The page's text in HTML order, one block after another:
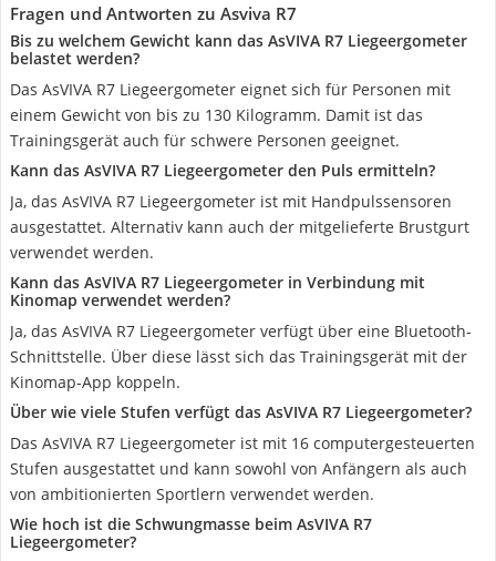
Fragen und Antworten zu Asviva R7
Bis zu welchem Gewicht kann das AsVIVA R7 Liegeergometer
belastet werden?
Das AsVIVA R7 Liegeergometer eignet sich für Personen mit
einem Gewicht von bis zu 130 Kilogramm. Damit ist das
Trainingsgerät auch für schwere Personen geeignet.
Kann das AsVIVA R7 Liegeergometer den Puls ermitteln?
Ja, das AsVIVA R7 Liegeergometer ist mit Handpulssensoren
ausgestattet. Alternativ kann auch der mitgelieferte Brustgurt
verwendet werden.
Kann das AsVIVA R7 Liegeergometer in Verbindung mit
Kinomap verwendet werden?
Ja, das AsVIVA R7 Liegeergometer verfügt über eine Bluetooth-
Schnittstelle. Über diese lässt sich das Trainingsgerät mit der
Kinomap-App koppeln.
Über wie viele Stufen verfügt das AsVIVA R7 Liegeergometer?
Das AsVIVA R7 Liegeergometer ist mit 16 computergesteuerten
Stufen ausgestattet und kann sowohl von Anfängern als auch
von ambitionierten Sportlern verwendet werden.
Wie hoch ist die Schwungmasse beim AsVIVA R7
Liegeergometer?